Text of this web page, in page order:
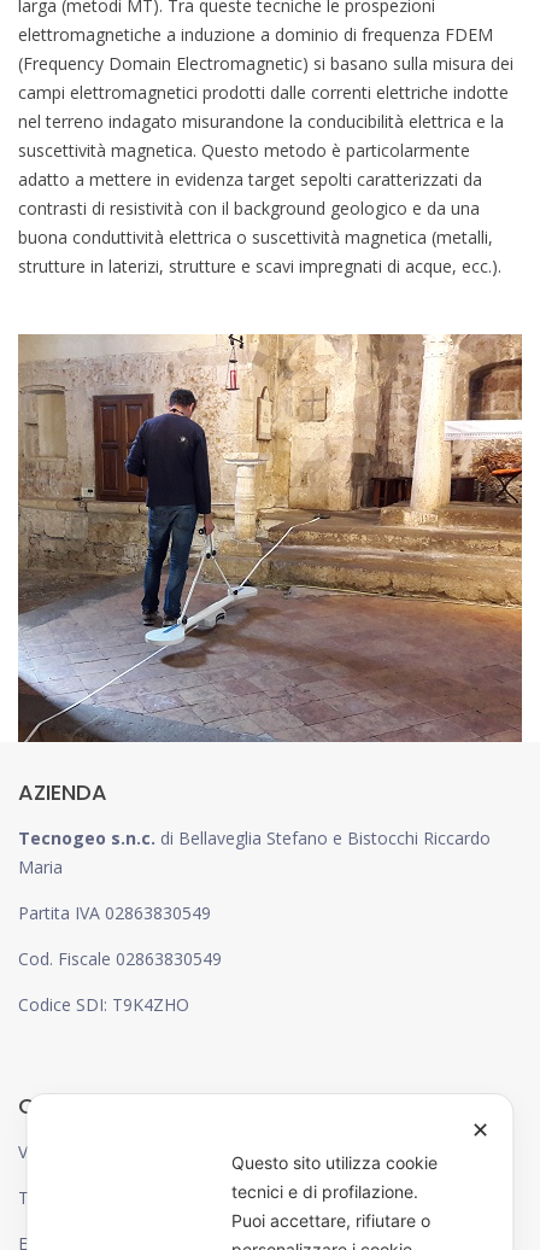
larga (metodi MT). Tra queste tecniche le prospezioni
elettromagnetiche a induzione a dominio di frequenza FDEM
(Frequency Domain Electromagnetic) si basano sulla misura dei
campi elettromagnetici prodotti dalle correnti elettriche indotte
nel terreno indagato misurandone la conducibilità elettrica e la
suscettività magnetica. Questo metodo è particolarmente
adatto a mettere in evidenza target sepolti caratterizzati da
contrasti di resistività con il background geologico e da una
buona conduttività elettrica o suscettività magnetica (metalli,
strutture in laterizi, strutture e scavi impregnati di acque, ecc.).
AZIENDA
Tecnogeo s.n.c. di Bellaveglia Stefano e Bistocchi Riccardo
Maria
Partita IVA 02863830549
Cod. Fiscale 02863830549
Codice SDI: T9K4ZHO
CONTATTI
Via Canzio Pizzoni, 38 – 06132 – Perugia
Tel: 075 583 74 66
Email: info@tecnogeo.it
✕
Questo sito utilizza cookie
tecnici e di profilazione.
Puoi accettare, rifiutare o